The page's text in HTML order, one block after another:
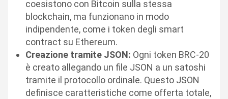
coesistono con Bitcoin sulla stessa
blockchain, ma funzionano in modo
indipendente, come i token degli smart
contract su Ethereum.
Creazione tramite JSON: Ogni token BRC-20
è creato allegando un file JSON a un satoshi
tramite il protocollo ordinale. Questo JSON
definisce caratteristiche come offerta totale,